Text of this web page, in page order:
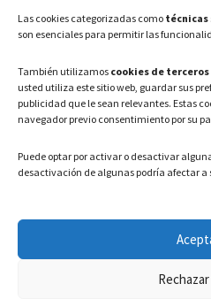
Las cookies categorizadas como técnicas
son esenciales para permitir las
También utilizamos cookies de terceros
usted utiliza este sitio web, guardar sus
publicidad que le sean relevantes. Estas
navegador previo consentimiento por su
Puede optar por activar o desactivar
desactivación de algunas podría afectar a
HORARIO
Lunes a Viernes: 08:00h – 15:00h
LEGAL
Política de privacidad–Aviso
Registro de actividades de